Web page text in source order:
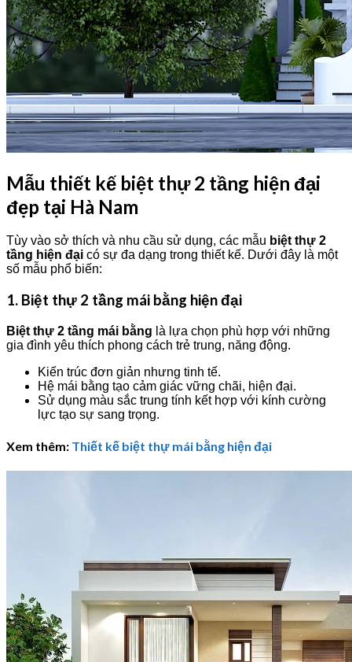
Mẫu thiết kế biệt thự 2 tầng hiện đại
đẹp tại Hà Nam
Tùy vào sở thích và nhu cầu sử dụng, các mẫu biệt thự 2
tầng hiện đại có sự đa dạng trong thiết kế. Dưới đây là một
số mẫu phổ biến:
1. Biệt thự 2 tầng mái bằng hiện đại
Biệt thự 2 tầng mái bằng là lựa chọn phù hợp với những
gia đình yêu thích phong cách trẻ trung, năng động.
Kiến trúc đơn giản nhưng tinh tế.
Hệ mái bằng tạo cảm giác vững chãi, hiện đại.
Sử dụng màu sắc trung tính kết hợp với kính cường
lực tạo sự sang trọng.
Xem thêm: Thiết kế biệt thự mái bằng hiện đại